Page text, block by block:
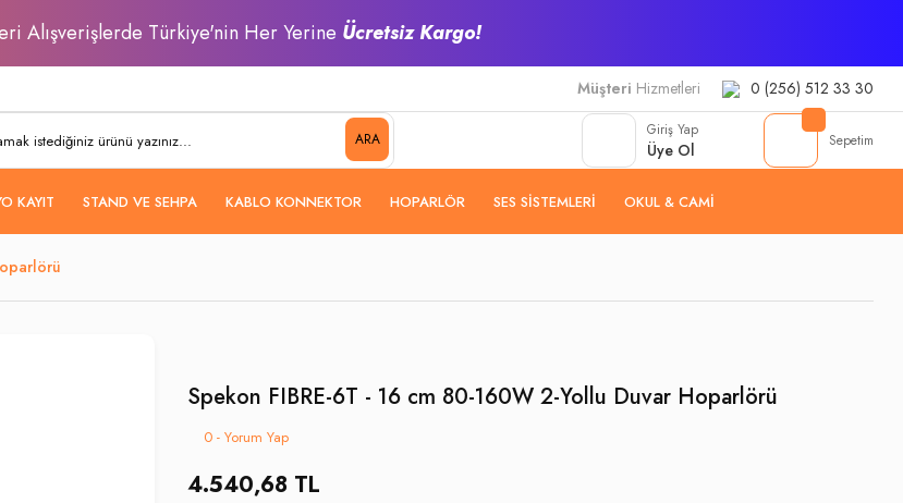
Alışverişlerde Türkiye'nin Her Yerine Ücretsiz Kargo!
Müşteri Hizmetleri 0 (256) 512 33 30
ARA
Giriş Yap
Üye Ol Sepetim
KAYIT STAND VE SEHPA KABLO KONNEKTOR HOPARLÖR SES SISTEMLERI OKUL & CAMI
Spekon FIBRE-6T - 16 cm 80-160W 2-Yollu Duvar Hoparlörü
0 - Yorum Yap
4.540,68 TL